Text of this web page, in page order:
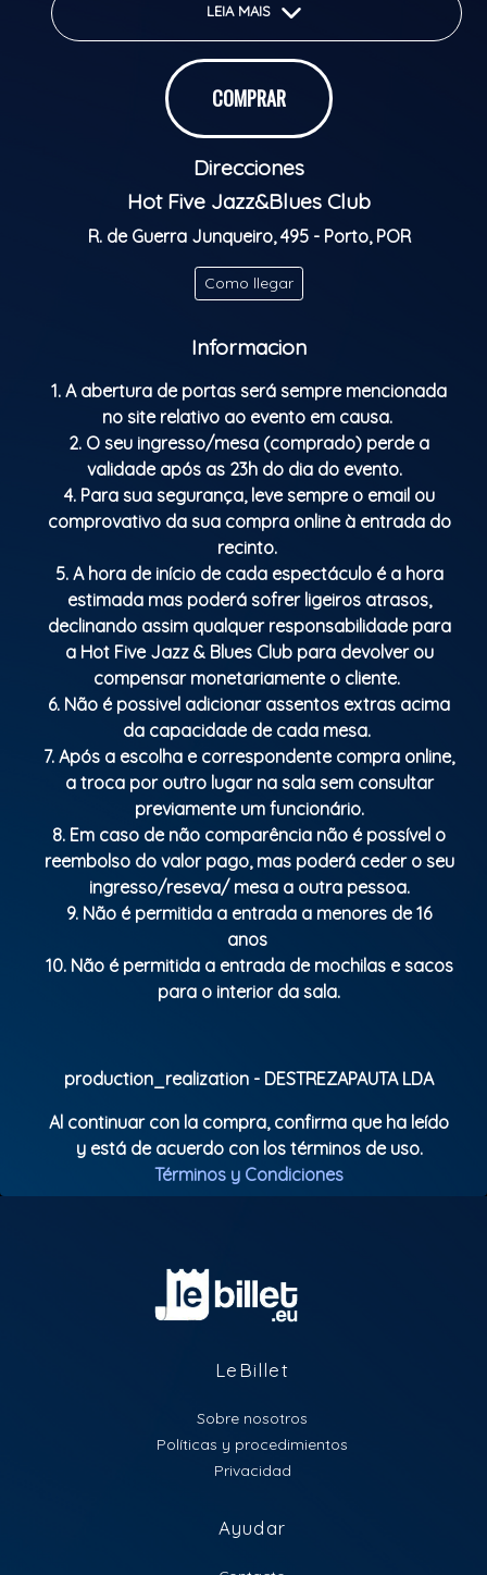
LEIA MAIS
COMPRAR
Direcciones
Hot Five Jazz&Blues Club
R. de Guerra Junqueiro, 495 - Porto, POR
Como llegar
Informacion
1. A abertura de portas será sempre mencionada
no site relativo ao evento em causa.
2. O seu ingresso/mesa (comprado) perde a
validade após as 23h do dia do evento.
4. Para sua segurança, leve sempre o email ou
comprovativo da sua compra online à entrada do
recinto.
5. A hora de início de cada espectáculo é a hora
estimada mas poderá sofrer ligeiros atrasos,
declinando assim qualquer responsabilidade para
a Hot Five Jazz & Blues Club para devolver ou
compensar monetariamente o cliente.
6. Não é possivel adicionar assentos extras acima
da capacidade de cada mesa.
7. Após a escolha e correspondente compra online,
a troca por outro lugar na sala sem consultar
previamente um funcionário.
8. Em caso de não comparência não é possível o
reembolso do valor pago, mas poderá ceder o seu
ingresso/reseva/ mesa a outra pessoa.
9. Não é permitida a entrada a menores de 16
anos
10. Não é permitida a entrada de mochilas e sacos
para o interior da sala.
production_realization - DESTREZAPAUTA LDA
Al continuar con la compra, confirma que ha leído
y está de acuerdo con los términos de uso.
Términos y Condiciones
LeBillet
Sobre nosotros
Políticas y procedimientos
Privacidad
Ayudar